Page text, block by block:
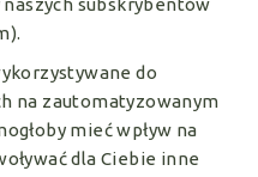
do
na zautomatyzowanym
mieć wpływ na
dla Ciebie inne